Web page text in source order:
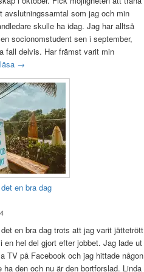
avslutningssamtal som jag och min
skulle ha idag. Jag har alltså
socionomstudent sen i september,
fall delvis. Har främst varit min
Att vara handledare åt en student
→
en bra dag
en bra dag trots att jag varit jättetrött
en hel del gjort efter jobbet. Jag lade ut
TV på Facebook och jag hittade någon
ha den och nu är den bortforslad. Linda